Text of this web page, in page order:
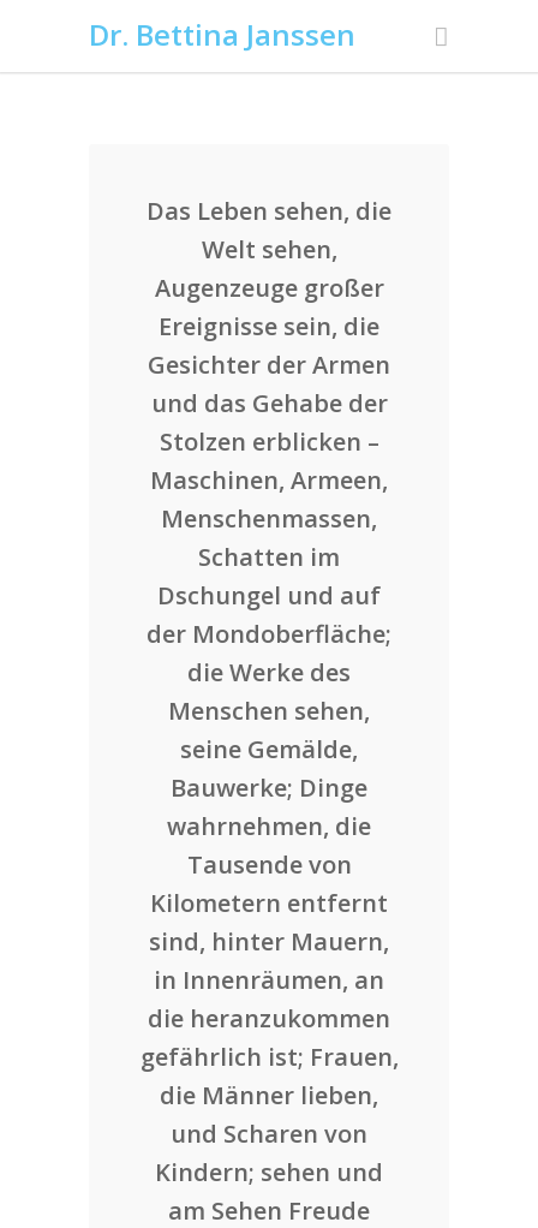
Dr. Bettina Janssen
Das Leben sehen, die
Welt sehen,
Augenzeuge großer
Ereignisse sein, die
Gesichter der Armen
und das Gehabe der
Stolzen erblicken –
Maschinen, Armeen,
Menschenmassen,
Schatten im
Dschungel und auf
der Mondoberfläche;
die Werke des
Menschen sehen,
seine Gemälde,
Bauwerke; Dinge
wahrnehmen, die
Tausende von
Kilometern entfernt
sind, hinter Mauern,
in Innenräumen, an
die heranzukommen
gefährlich ist; Frauen,
die Männer lieben,
und Scharen von
Kindern; sehen und
am Sehen Freude